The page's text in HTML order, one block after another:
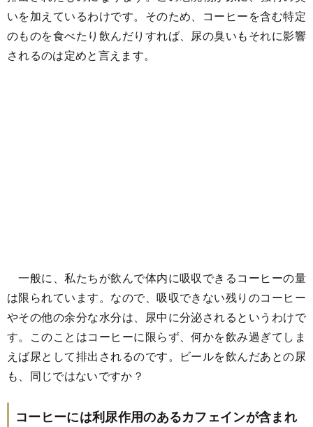
いを加えているわけです。そのため、コーヒーを含む特定
のものを食べたり飲んだりすれば、尿の臭いもそれに影響
されるのは定めと言えます。
一般に、私たちが飲んで体内に吸収できるコーヒーの量
は限られています。なので、吸収できない残りのコーヒー
やその他の余分な水分は、尿中に分泌されるというわけで
す。このことはコーヒーに限らず、何かを飲み過ぎてしま
えば尿として排出されるのです。ビールを飲んだあとの尿
も、同じではないですか？
コーヒーには利尿作用のあるカフェインが含まれ